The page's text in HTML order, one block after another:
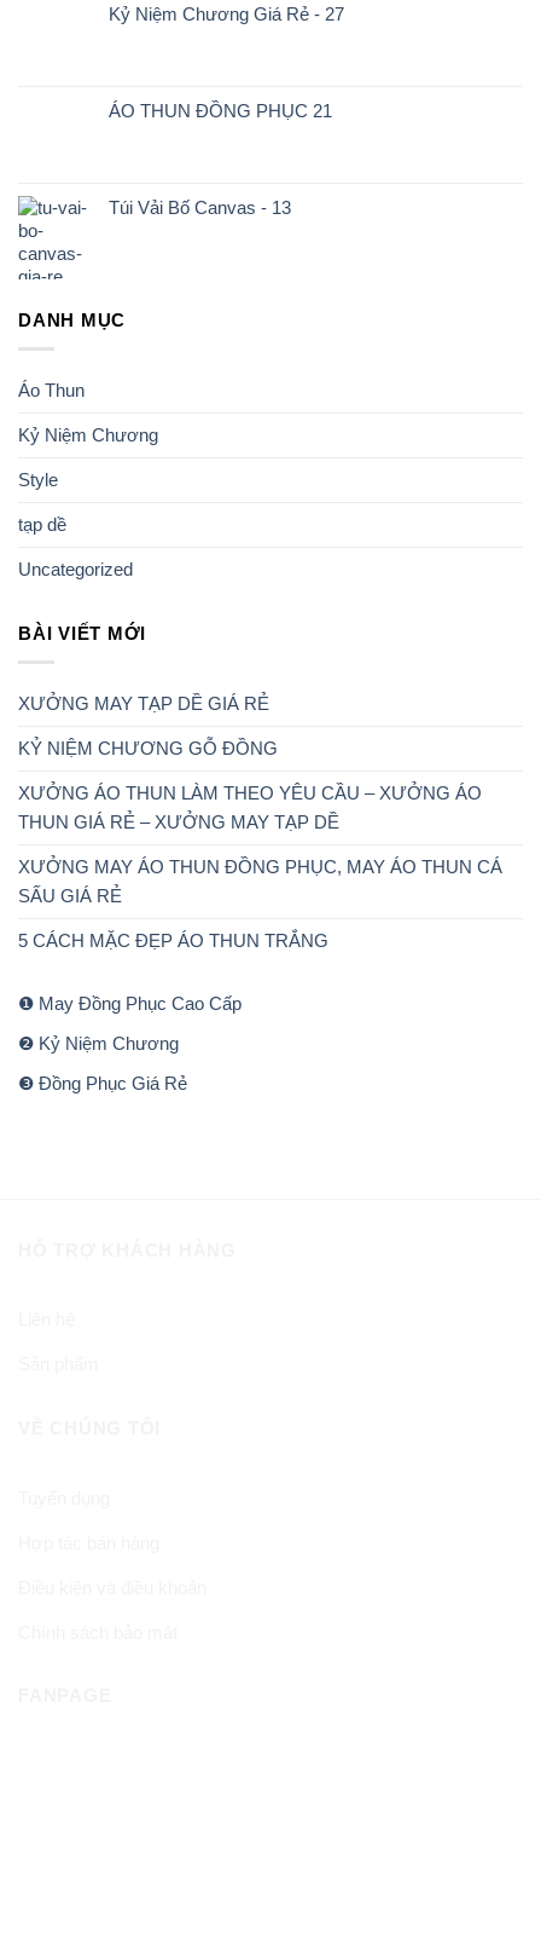
Kỷ Niệm Chương Giá Rẻ - 27
ÁO THUN ĐỒNG PHỤC 21
Túi Vải Bố Canvas - 13
DANH MỤC
Áo Thun
Kỷ Niệm Chương
Style
tạp dề
Uncategorized
BÀI VIẾT MỚI
XƯỞNG MAY TẠP DỀ GIÁ RẺ
KỶ NIỆM CHƯƠNG GỖ ĐỒNG
XƯỞNG ÁO THUN LÀM THEO YÊU CẦU – XƯỞNG ÁO
THUN GIÁ RẺ – XƯỞNG MAY TẠP DỀ
XƯỞNG MAY ÁO THUN ĐỒNG PHỤC, MAY ÁO THUN CÁ
SẤU GIÁ RẺ
5 CÁCH MẶC ĐẸP ÁO THUN TRẮNG
❶ May Đồng Phục Cao Cấp
❷ Kỷ Niệm Chương
❸ Đồng Phục Giá Rẻ